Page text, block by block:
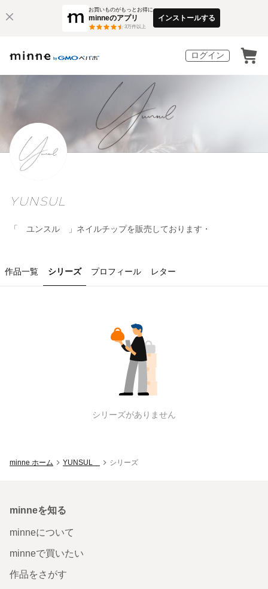
お買いものがもっとお得に
minneのアプリ
3万件以上
インストールする
ログイン
YUNSUL
「 ユンスル 」ネイルチップを販売しております・
作品一覧 シリーズ プロフィール レター
のシリーズ一覧
シリーズがありません
minne ホーム YUNSUL シリーズ
minneを知る
minneについて
minneで買いたい
作品をさがす